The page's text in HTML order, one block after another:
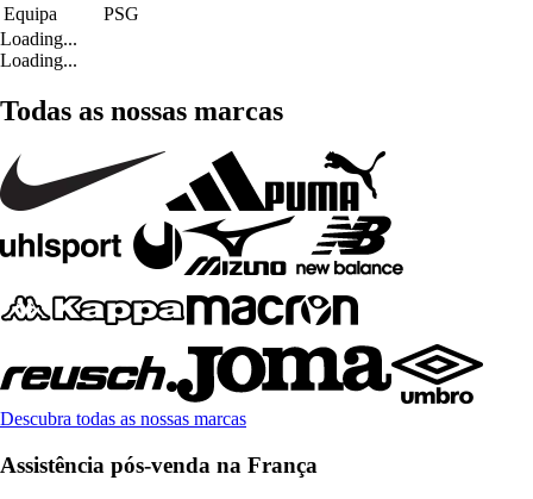
Equipa
PSG
Loading...
Loading...
Todas as nossas marcas
Descubra todas as nossas marcas
Assistência pós-venda na França